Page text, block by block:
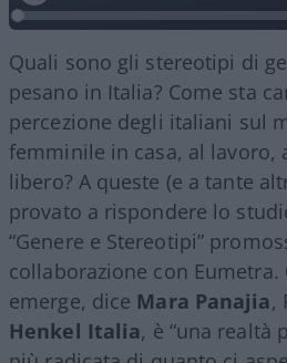
Quali sono gli stereotipi di
pesano in Italia? Come sta
percezione degli italiani sul
femminile in casa, al lavoro,
libero? A queste (e a tante
provato a rispondere lo
“Genere e Stereotipi”
collaborazione con Eumetra.
emerge, dice Mara Panajia,
Henkel Italia, è “una realtà